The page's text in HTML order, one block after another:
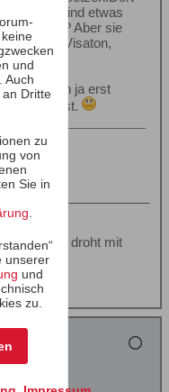
MKP sind etwas
macht ? Aber sie
bei Visaton,
man ja erst
ist.
und droht mit
und
Auch
Dritte
zu
von
Sie in
unserer
und
zu.